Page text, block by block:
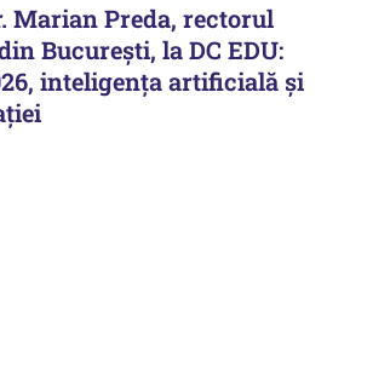
Marian Preda, rectorul
București, la DC EDU:
inteligența artificială și